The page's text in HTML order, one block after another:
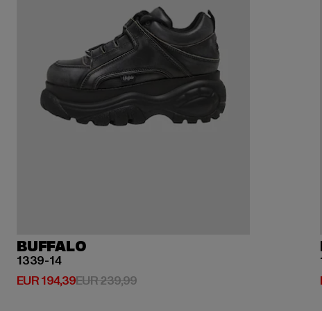
BUFFALO
1339-14
EUR 194,39
Derzeitiger Preis: EUR 194,39
EUR 239,99Aktionspreis: EUR 239,99